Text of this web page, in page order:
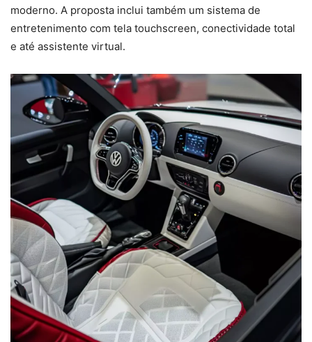
moderno. A proposta inclui também um sistema de
entretenimento com tela touchscreen, conectividade total
e até assistente virtual.